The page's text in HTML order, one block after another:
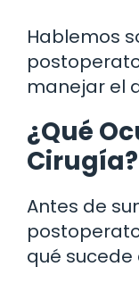
Hablemos
manejar el
¿Qué
Cirugía?
Antes de
qué